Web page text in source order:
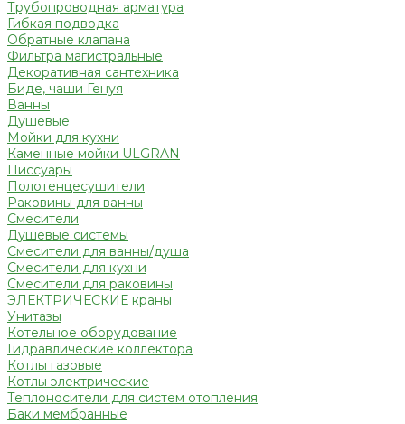
Трубопроводная арматура
Гибкая подводка
Обратные клапана
Фильтра магистральные
Декоративная сантехника
Биде, чаши Генуя
Ванны
Душевые
Мойки для кухни
Каменные мойки ULGRAN
Писсуары
Полотенцесушители
Раковины для ванны
Смесители
Душевые системы
Смесители для ванны/душа
Смесители для кухни
Смесители для раковины
ЭЛЕКТРИЧЕСКИЕ краны
Унитазы
Котельное оборудование
Гидравлические коллектора
Котлы газовые
Котлы электрические
Теплоносители для систем отопления
Баки мембранные